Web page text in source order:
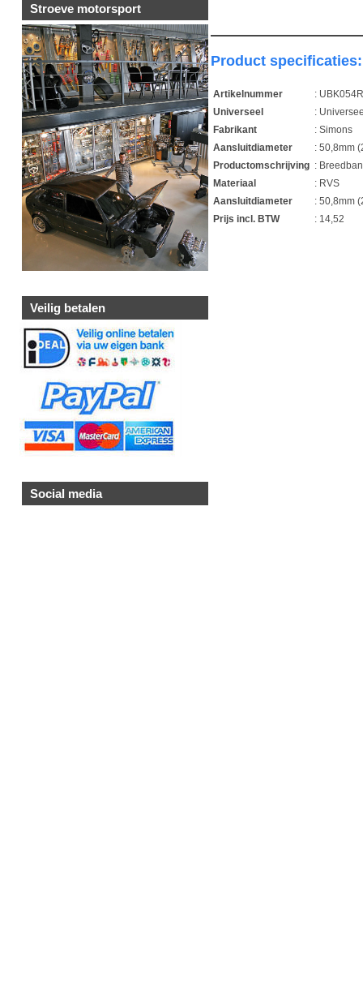
Stroeve motorsport
Veilig betalen
Social media
Product specificaties:
Artikelnummer
: UBK054R
Universeel
:
Fabrikant
: Simons
Aansluitdiameter
: 50,8mm
Productomschrijving :
Materiaal
: RVS
Aansluitdiameter
: 50,8mm
Prijs incl. BTW
: 14,52